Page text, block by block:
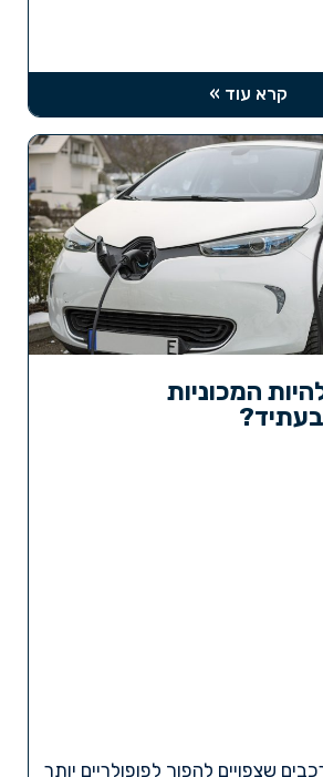
קרא עוד »
המכוניות
בעתיד?
שצפויים להפוך לפופולריים יותר